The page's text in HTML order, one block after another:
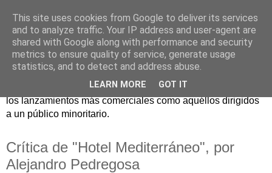
Críticas y reseñas de las principales novedades literarias
editadas en España. En Crítica de libros tienen cabida tanto
los lanzamientos más comerciales como aquéllos dirigidos
a un público minoritario.
Crítica de "Hotel Mediterráneo", por
Alejandro Pedregosa
This site uses cookies from Google to deliver its services
and to analyze traffic. Your IP address and user-agent are
shared with Google along with performance and security
metrics to ensure quality of service, generate usage
statistics, and to detect and address abuse.
LEARN MORE GOT IT